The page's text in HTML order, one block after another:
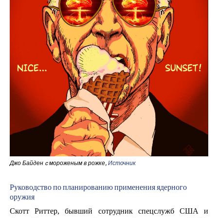
Джо Байден c мороженым в рожке, Источник
Руководство по планированию применения ядерного
оружия
Скотт Риттер, бывший сотрудник спецслужб США и